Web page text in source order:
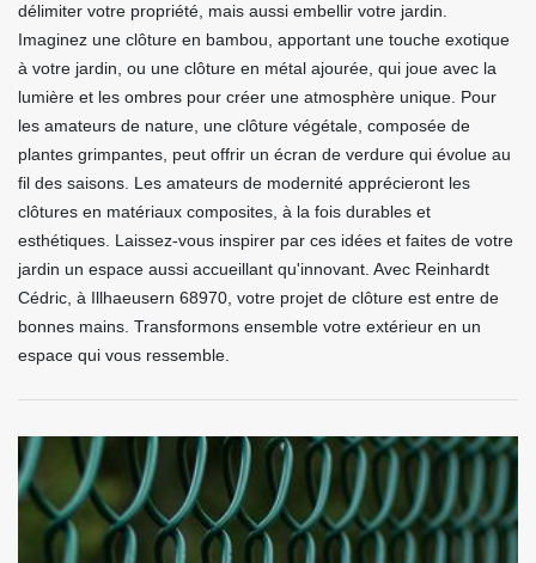
délimiter votre propriété, mais aussi embellir votre jardin.
Imaginez une clôture en bambou, apportant une touche exotique
à votre jardin, ou une clôture en métal ajourée, qui joue avec la
lumière et les ombres pour créer une atmosphère unique. Pour
les amateurs de nature, une clôture végétale, composée de
plantes grimpantes, peut offrir un écran de verdure qui évolue au
fil des saisons. Les amateurs de modernité apprécieront les
clôtures en matériaux composites, à la fois durables et
esthétiques. Laissez-vous inspirer par ces idées et faites de votre
jardin un espace aussi accueillant qu'innovant. Avec Reinhardt
Cédric, à Illhaeusern 68970, votre projet de clôture est entre de
bonnes mains. Transformons ensemble votre extérieur en un
espace qui vous ressemble.